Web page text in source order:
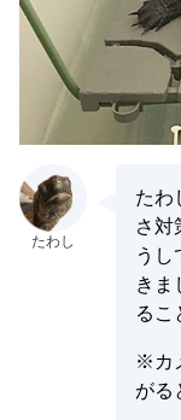
たわ
さ対
うし
きま
るこ
※カ
がる